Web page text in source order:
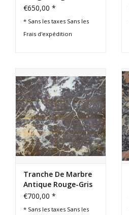
Antique
€650,00 *
* Sans les taxes Sans les
Frais d'expédition
Tranche De Marbre
Antique Rouge-Gris
– XIXe Siècle
€700,00 *
* Sans les taxes Sans les